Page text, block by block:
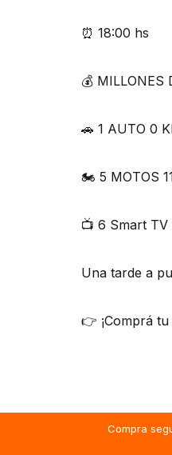
⏰ 18:00 hs
💰 MILLONES
🚗 1 AUTO 0
🏍️ 5 MOTOS
📺 6 Smart TV
Una tarde a
👉 ¡Comprá
Compra